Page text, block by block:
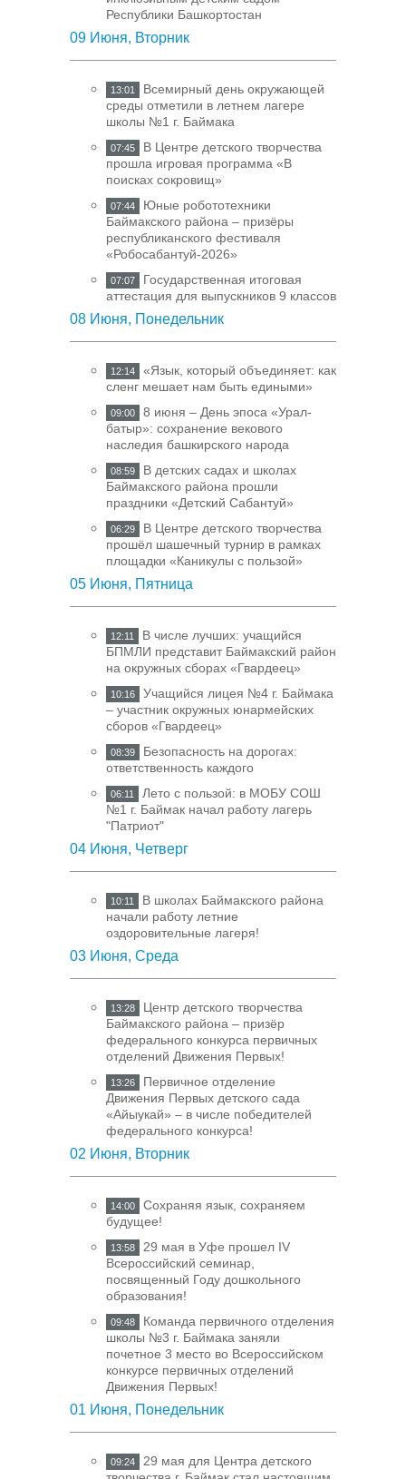
Республики Башкортостан
09 Июня, Вторник
13:01 Всемирный день окружающей
среды отметили в летнем лагере
школы №1 г. Баймака
07:45 В Центре детского творчества
прошла игровая программа «В
поисках сокровищ»
07:44 Юные робототехники
Баймакского района – призёры
республиканского фестиваля
«Робосабантуй-2026»
07:07 Государственная итоговая
аттестация для выпускников 9 классов
08 Июня, Понедельник
12:14 «Язык, который объединяет: как
сленг мешает нам быть едиными»
09:00 8 июня – День эпоса «Урал-
батыр»: сохранение векового
наследия башкирского народа
08:59 В детских садах и школах
Баймакского района прошли
праздники «Детский Сабантуй»
06:29 В Центре детского творчества
прошёл шашечный турнир в рамках
площадки «Каникулы с пользой»
05 Июня, Пятница
12:11 В числе лучших: учащийся
БПМЛИ представит Баймакский район
на окружных сборах «Гвардеец»
10:16 Учащийся лицея №4 г. Баймака
– участник окружных юнармейских
сборов «Гвардеец»
08:39 Безопасность на дорогах:
ответственность каждого
06:11 Лето с пользой: в МОБУ СОШ
№1 г. Баймак начал работу лагерь
"Патриот"
04 Июня, Четверг
10:11 В школах Баймакского района
начали работу летние
оздоровительные лагеря!
03 Июня, Среда
13:28 Центр детского творчества
Баймакского района – призёр
федерального конкурса первичных
отделений Движения Первых!
13:26 Первичное отделение
Движения Первых детского сада
«Айыукай» – в числе победителей
федерального конкурса!
02 Июня, Вторник
14:00 Сохраняя язык, сохраняем
будущее!
13:58 29 мая в Уфе прошел IV
Всероссийский семинар,
посвященный Году дошкольного
образования!
09:48 Команда первичного отделения
школы №3 г. Баймака заняли
почетное 3 место во Всероссийском
конкурсе первичных отделений
Движения Первых!
01 Июня, Понедельник
09:24 29 мая для Центра детского